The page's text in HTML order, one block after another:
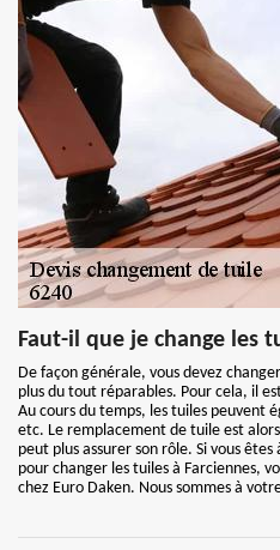
Faut-il que je change les
De façon générale, vous devez
plus du tout réparables. Pour cela, il
Au cours du temps, les tuiles peuvent
etc. Le remplacement de tuile est
peut plus assurer son rôle. Si vous
pour changer les tuiles à Farciennes,
chez Euro Daken. Nous sommes à